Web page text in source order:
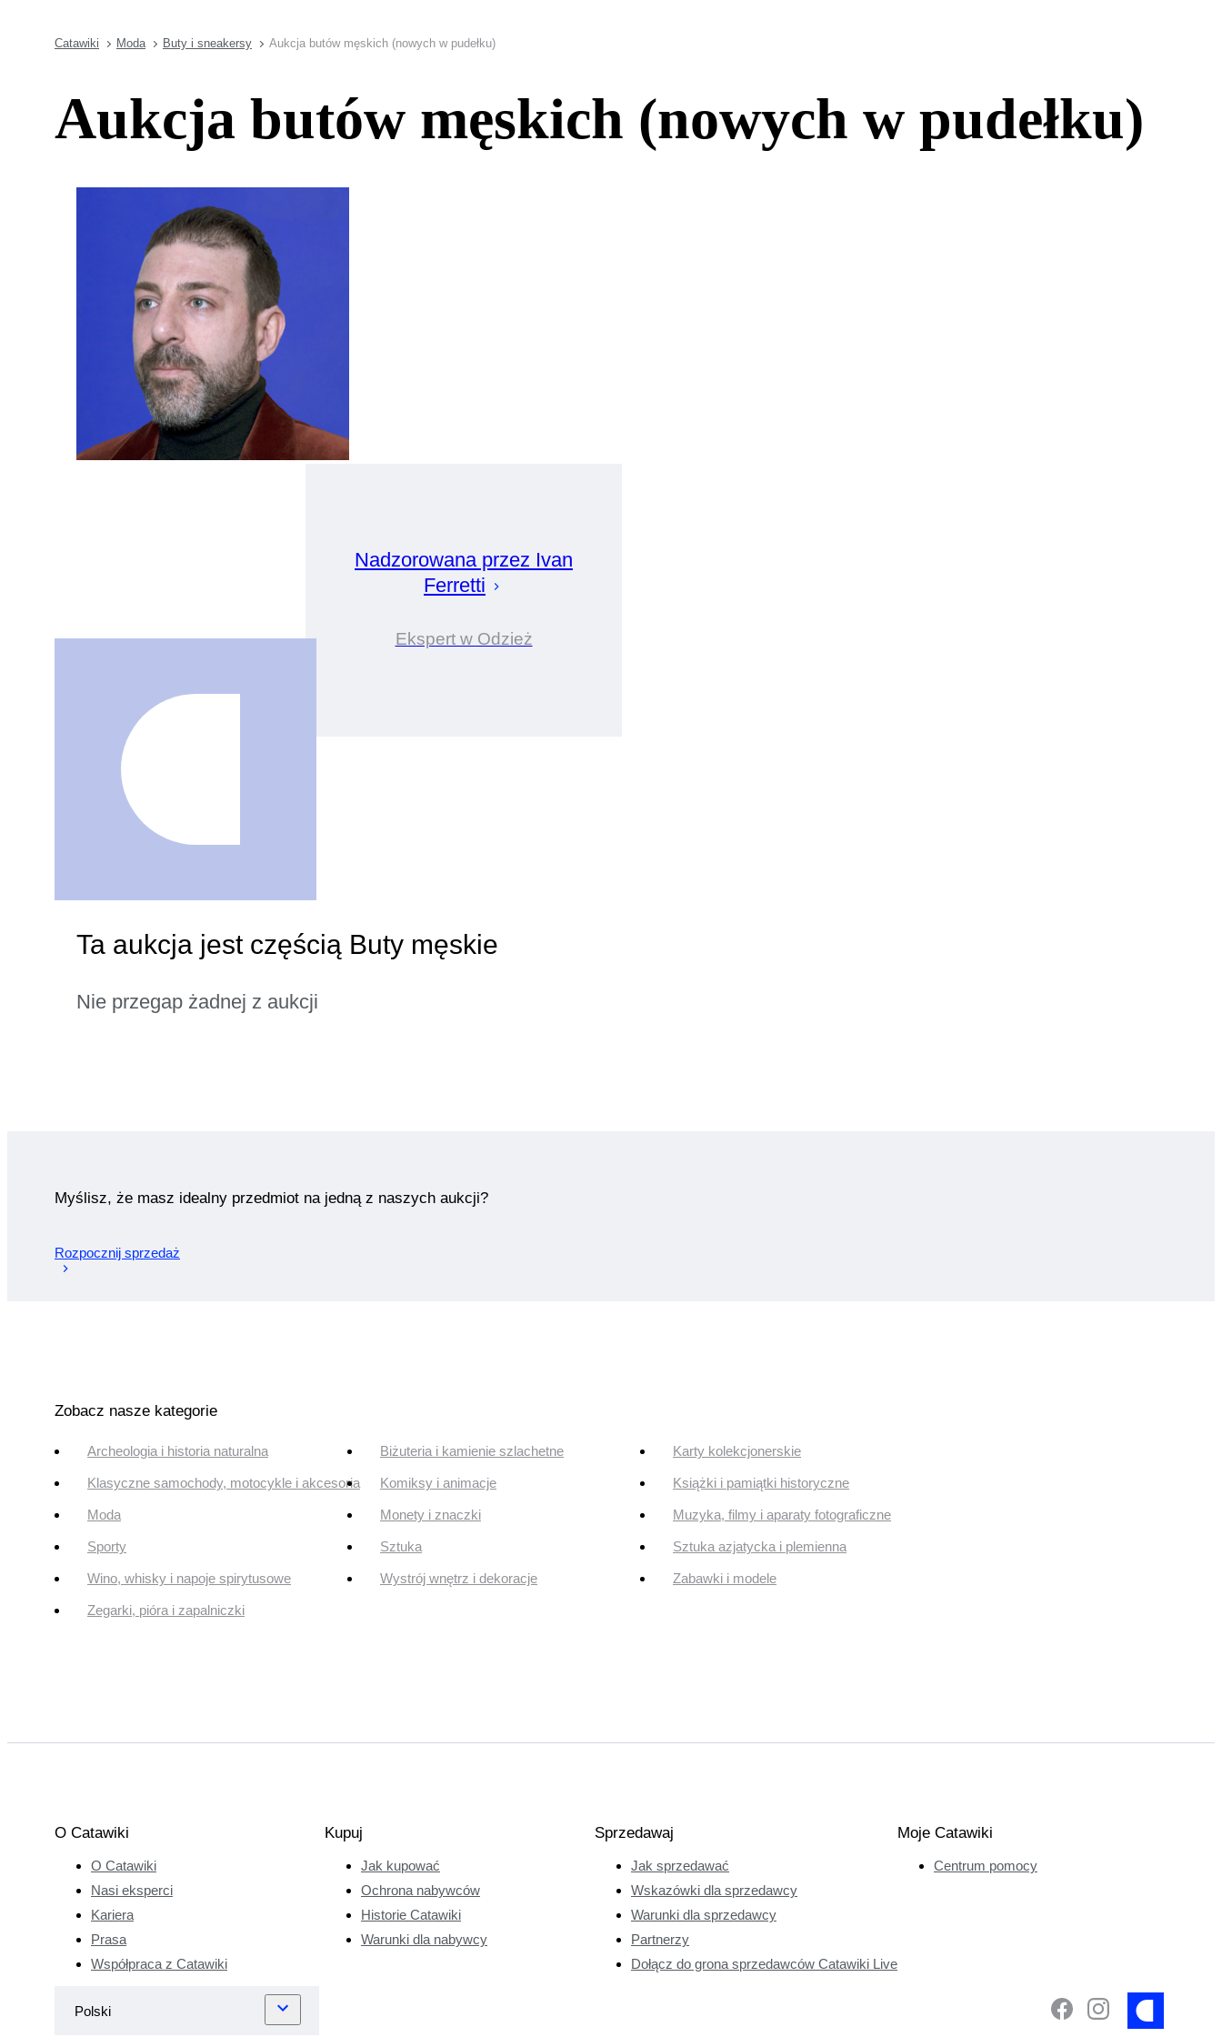
Catawiki Moda Buty i sneakersy Aukcja butów męskich (nowych w pudełku)
Aukcja butów męskich (nowych w pudełku)
Nadzorowana przez Ivan
Ferretti
Ekspert w Odzież
Ta aukcja jest częścią Buty męskie
Nie przegap żadnej z aukcji
Myślisz, że masz idealny przedmiot na jedną z naszych aukcji?
Rozpocznij sprzedaż
Zobacz nasze kategorie
Archeologia i historia naturalna Biżuteria i kamienie szlachetne Karty kolekcjonerskie
Klasyczne samochody, motocykle i akcesoria Komiksy i animacje Książki i pamiątki historyczne
Moda Monety i znaczki Muzyka, filmy i aparaty fotograficzne
Sporty Sztuka Sztuka azjatycka i plemienna
Wino, whisky i napoje spirytusowe Wystrój wnętrz i dekoracje Zabawki i modele
Zegarki, pióra i zapalniczki
O Catawiki
O Catawiki
Nasi eksperci
Kariera
Prasa
Współpraca z Catawiki
Kupuj
Jak kupować
Ochrona nabywców
Historie Catawiki
Warunki dla nabywcy
Sprzedawaj
Jak sprzedawać
Wskazówki dla sprzedawcy
Warunki dla sprzedawcy
Partnerzy
Dołącz do grona sprzedawców Catawiki Live
Moje Catawiki
Centrum pomocy